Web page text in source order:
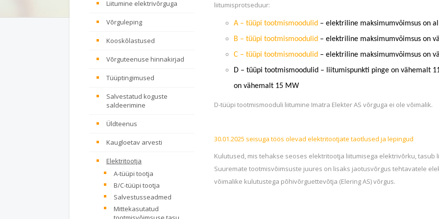
Liitumine elektrivõrguga
Võrguleping
Kooskõlastused
Võrguteenuse hinnakirjad
Tüüptingimused
Salvestatud koguste
saldeerimine
Üldteenus
Kaugloetav arvesti
Elektritootja
A-tüüpi tootja
B/C-tüüpi tootja
Salvestusseadmed
Mittekasutatud
liitumisprotseduur:
A – tüüpi tootmismoodulid – elektriline maksimumvõimsus on
B – tüüpi tootmismoodulid – elektriline maksimumvõimsus on
C – tüüpi tootmismoodulid – elektriline maksimumvõimsus on
D – tüüpi tootmismoodulid – liitumispunkti pinge on vähemalt
on vähemalt 15 MW
D-tüüpi tootmismooduli liitumine Imatra Elekter AS võrguga ei ole võimalik.
30.01.2025 seisuga töös olevad elektritootjate taotlused ja lepingud
Kulutused, mis tehakse seoses elektritootja liitumisega elektrivõrku,
Suuremate tootmisvõimsuste juures on lisaks jaotusvõrgus tehtavatele
võimalike kulutustega põhivõrguettevõtja (Elering AS) võrgus.